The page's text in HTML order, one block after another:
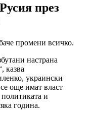
през
промени всичко.
настрана
казва
украински
още имат власт
и
година.